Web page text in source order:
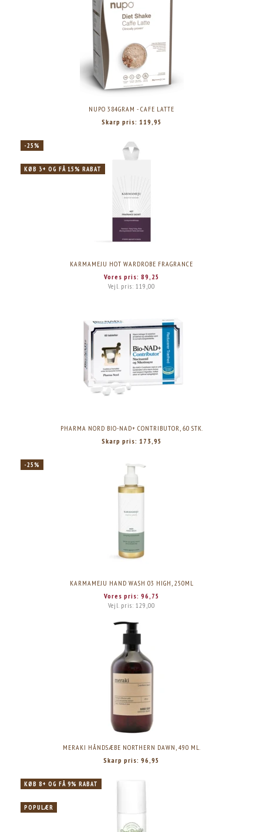
NUPO 384GRAM - CAFE LATTE
Skarp pris: 119,95
-25%
KØB 3+ OG FÅ 15% RABAT
KARMAMEJU HOT WARDROBE FRAGRANCE
Vores pris: 89,25
Vejl. pris: 119,00
PHARMA NORD BIO-NAD+ CONTRIBUTOR, 60 STK.
Skarp pris: 173,95
-25%
KARMAMEJU HAND WASH 03 HIGH, 250ML
Vores pris: 96,75
Vejl. pris: 129,00
MERAKI HÅNDSÆBE NORTHERN DAWN, 490 ML.
Skarp pris: 96,95
KØB 8+ OG FÅ 9% RABAT
POPULÆR